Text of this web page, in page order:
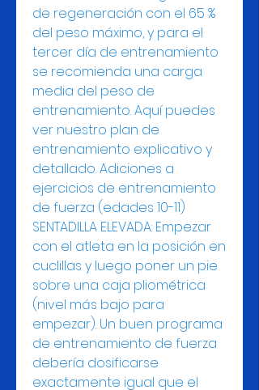
de regeneración con el 65 %
del peso máximo, y para el
tercer día de entrenamiento
se recomienda una carga
media del peso de
entrenamiento. Aquí puedes
ver nuestro plan de
entrenamiento explicativo y
detallado. Adiciones a
ejercicios de entrenamiento
de fuerza (edades 10-11)
SENTADILLA ELEVADA: Empezar
con el atleta en la posición en
cuclillas y luego poner un pie
sobre una caja pliométrica
(nivel más bajo para
empezar). Un buen programa
de entrenamiento de fuerza
debería dosificarse
exactamente igual que el